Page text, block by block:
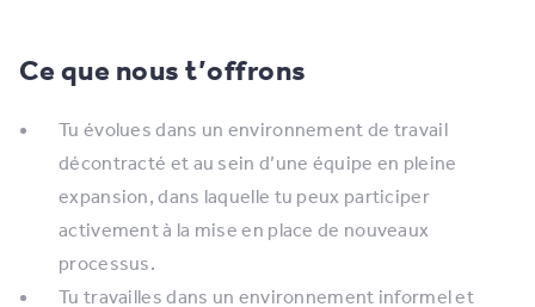
Ce que nous t’offrons
Tu évolues dans un environnement de travail
décontracté et au sein d’une équipe en pleine
expansion, dans laquelle tu peux participer
activement à la mise en place de nouveaux
processus.
Tu travailles dans un environnement informel et